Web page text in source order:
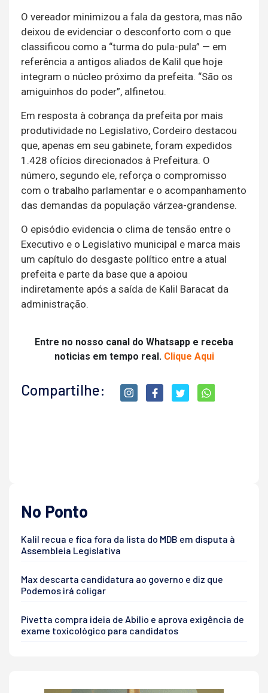
O vereador minimizou a fala da gestora, mas não
deixou de evidenciar o desconforto com o que
classificou como a “turma do pula-pula” — em
referência a antigos aliados de Kalil que hoje
integram o núcleo próximo da prefeita. “São os
amiguinhos do poder”, alfinetou.
Em resposta à cobrança da prefeita por mais
produtividade no Legislativo, Cordeiro destacou
que, apenas em seu gabinete, foram expedidos
1.428 ofícios direcionados à Prefeitura. O
número, segundo ele, reforça o compromisso
com o trabalho parlamentar e o acompanhamento
das demandas da população várzea-grandense.
O episódio evidencia o clima de tensão entre o
Executivo e o Legislativo municipal e marca mais
um capítulo do desgaste político entre a atual
prefeita e parte da base que a apoiou
indiretamente após a saída de Kalil Baracat da
administração.
Entre no nosso canal do Whatsapp e receba
noticias em tempo real. Clique Aqui
Compartilhe:
No Ponto
Kalil recua e fica fora da lista do MDB em disputa à
Assembleia Legislativa
Max descarta candidatura ao governo e diz que
Podemos irá coligar
Pivetta compra ideia de Abilio e aprova exigência de
exame toxicológico para candidatos